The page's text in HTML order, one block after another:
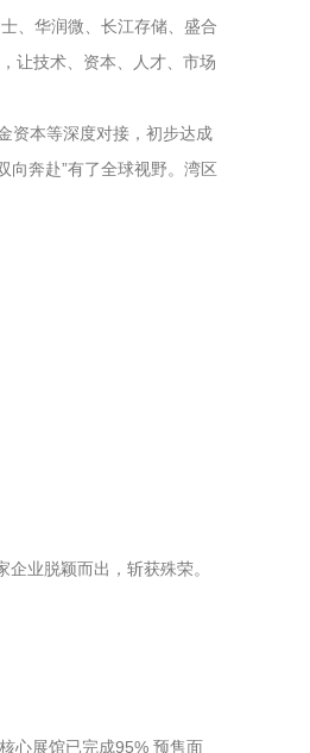
、华润微、长江存储、盛合
让技术、资本、人才、市场
资本等深度对接，初步达成
向奔赴”有了全球视野。湾区
业脱颖而出，斩获殊荣。
心展馆已完成95% 预售面